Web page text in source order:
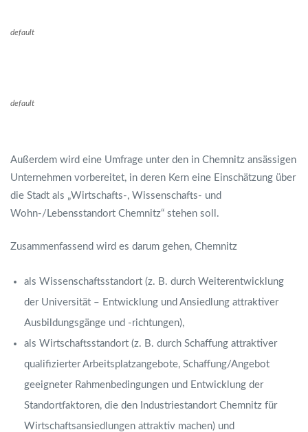
default
default
Außerdem wird eine Umfrage unter den in Chemnitz ansässigen
Unternehmen vorbereitet, in deren Kern eine Einschätzung über
die Stadt als „Wirtschafts-, Wissenschafts- und
Wohn-/Lebensstandort Chemnitz“ stehen soll.
Zusammenfassend wird es darum gehen, Chemnitz
als Wissenschaftsstandort (z. B. durch Weiterentwicklung
der Universität – Entwicklung und Ansiedlung attraktiver
Ausbildungsgänge und -richtungen),
als Wirtschaftsstandort (z. B. durch Schaffung attraktiver
qualifizierter Arbeitsplatzangebote, Schaffung/Angebot
geeigneter Rahmenbedingungen und Entwicklung der
Standortfaktoren, die den Industriestandort Chemnitz für
Wirtschaftsansiedlungen attraktiv machen) und